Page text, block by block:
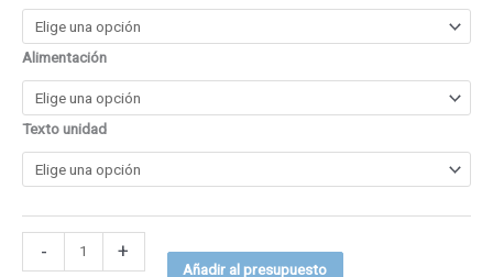
Alimentación
Texto unidad
- +
Añadir al presupuesto